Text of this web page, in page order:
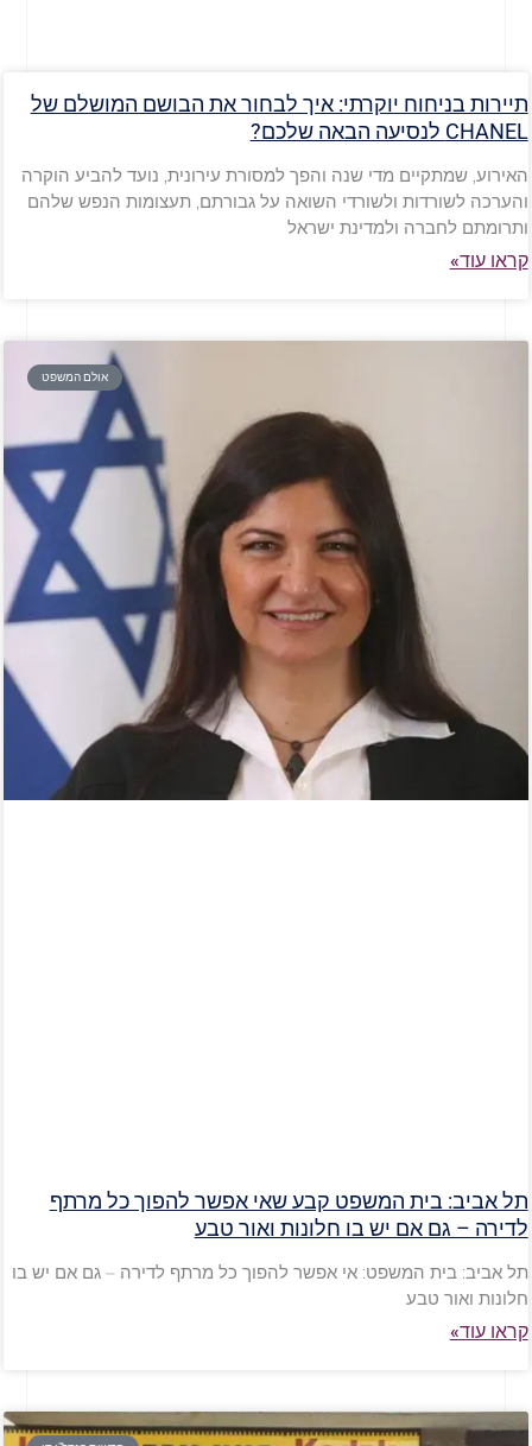
תיירות בניחוח יוקרתי: איך לבחור את הבושם המושלם של
CHANEL לנסיעה הבאה שלכם?
האירוע, שמתקיים מדי שנה והפך למסורת עירונית, נועד להביע הוקרה
והערכה לשורדות ולשורדי השואה על גבורתם, תעצומות הנפש שלהם
ותרומתם לחברה ולמדינת ישראל
קראו עוד»
אולם המשפט
תל אביב: בית המשפט קבע שאי אפשר להפוך כל מרתף
לדירה – גם אם יש בו חלונות ואור טבע
תל אביב: בית המשפט: אי אפשר להפוך כל מרתף לדירה – גם אם יש בו
חלונות ואור טבע
קראו עוד»